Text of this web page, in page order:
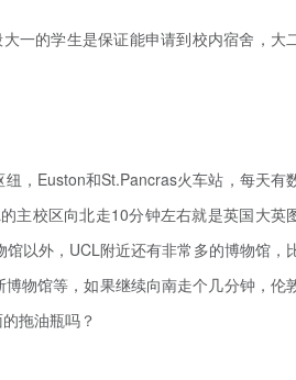
拖油瓶吗？